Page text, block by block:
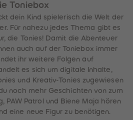
Toniebox
dein Kind spielerisch die Welt der
Für nahezu jedes Thema gibt es
die Tonies! Damit die Abenteuer
auch auf der Toniebox immer
ihr weitere Folgen auf
es sich um digitale Inhalte,
und Kreativ-Tonies zugewiesen
noch mehr Geschichten von zum
PAW Patrol und Biene Maja hören
eine neue Figur zu benötigen.